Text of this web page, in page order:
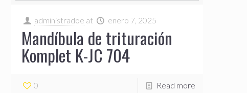
administradoe at enero 7, 2025
Mandíbula de trituración
Komplet K-JC 704
0 Read more